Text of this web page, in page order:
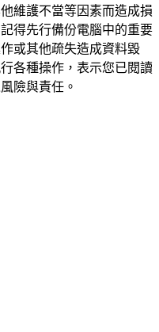
維護不當等因素而造成損
得先行備份電腦中的重要
或其他疏失造成資料毀
各種操作，表示您已閱讀
險與責任。